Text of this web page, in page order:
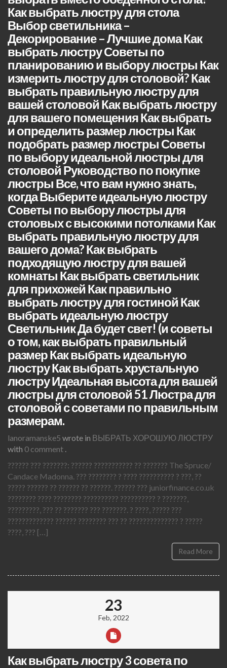
Как выбрать люстру для стола
Выбор светильника –
Декорирование – Лучшие дома Как
выбрать люстру Советы по
планированию и выбору люстры Как
измерить люстру для столовой? Как
выбрать правильную люстру для
вашей столовой Как выбрать люстру
для вашего помещения Как выбрать
и определить размер люстры Как
подобрать размер люстры Советы
по выбору идеальной люстры для
столовой Руководство по покупке
люстры Все, что вам нужно знать,
когда Выберите идеальную люстру
Советы по выбору люстры для
столовых с высокими потолками Как
выбрать правильную люстру для
вашего дома? Как выбрать
подходящую люстру для вашей
комнаты Как выбрать светильник
для прихожей Как правильно
выбрать люстру для гостиной Как
выбрать идеальную люстру
Светильник Да будет свет! (и советы
о том, как выбрать правильный
размер Как выбрать идеальную
люстру Как выбрать хрустальную
люстру Идеальная высота для вашей
люстры для столовой 51 Люстра для
столовой с советами по правильным
размерам.
lanoramanske5 wrote in ВЫБРАТЬ ХОРОШУЮ ЛЮСТРУ
with 0 comment .
?????? ??? ???????: ?????? ??????????? ?? ??????? The Spruce/
Candace Madonna. ??? ???????? ? ???? ?????????? ? ???, ??
????? ?????? ?? ?????? ?? ??????. ?????? ??? juniorfinance.co.uk
???????? ???? ???????? ?????????? ?????????? ? ???????,
?????????, ??? ?? ??????? ??? ???????. ? ????, ????? ???
????????????? ?????? ???????? ??? ?? ?????????????? ? ?????
????, ??? […]
Read More
23
Feb, 2022
Как выбрать люстру 3 совета по